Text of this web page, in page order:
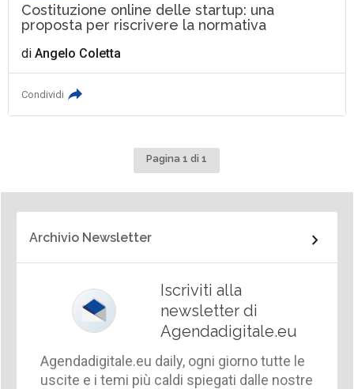
Costituzione online delle startup: una
proposta per riscrivere la normativa
diAngelo Coletta
Condividi
Pagina 1 di 1
Archivio Newsletter
Iscriviti alla
newsletter di
Agendadigitale.eu
Agendadigitale.eu daily, ogni giorno tutte le
uscite e i temi più caldi spiegati dalle nostre